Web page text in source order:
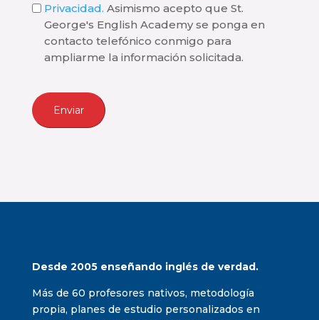
Privacidad. Asimismo acepto que St.
George's English Academy se ponga en
contacto telefónico conmigo para
ampliarme la información solicitada.
Desde 2005 enseñando inglés de verdad.
Más de 60 profesores nativos, metodología
propia, planes de estudio personalizados en